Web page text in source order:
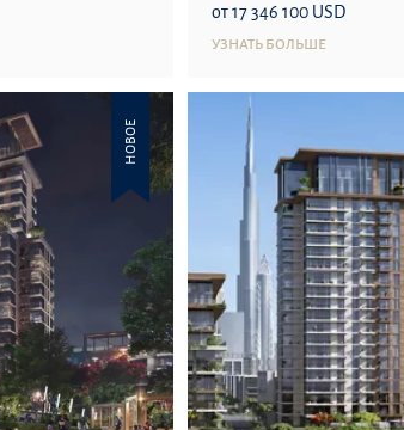
от 17 346 100 USD
УЗНАТЬ БОЛЬШЕ
НОВОЕ